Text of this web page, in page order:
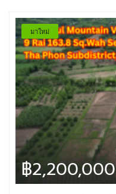
มาใหม่
฿2,200,000